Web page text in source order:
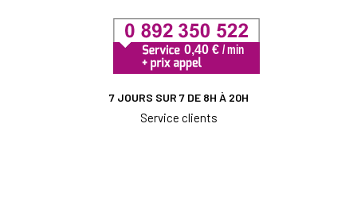
7 JOURS SUR 7 DE 8H À 20H
Service clients